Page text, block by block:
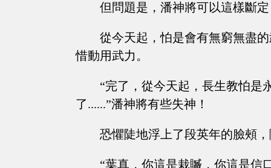
但問題是，潘神將可以這樣斷
從今天起，怕是會有無窮無盡
惜動用武力。
“完了，從今天起，長生教怕是
了......”潘神將有些失神！
恐懼陡地浮上了段英年的臉頰
“葉真，你這是栽贓，你這是信